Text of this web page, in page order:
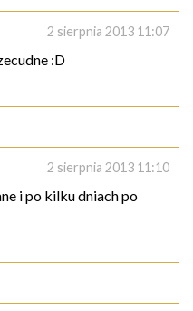
2 sierpnia 2013 11:07
:D
2 sierpnia 2013 11:10
i po kilku dniach po